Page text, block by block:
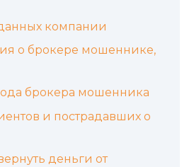
компании
о брокере мошеннике,
брокера мошенника
и пострадавших о
деньги от